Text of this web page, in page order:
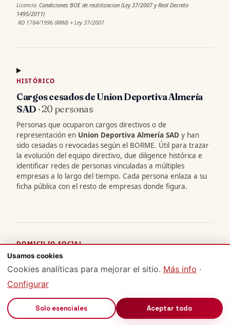
Licencia: Condiciones BOE de reutilizacion (Ley 37/2007 y Real Decreto
1495/2011)
·RD 1784/1996 (RRM) + Ley 37/2007
HISTÓRICO
Cargos cesados de Union Deportiva Almería
SAD · 20 personas
Personas que ocuparon cargos directivos o de
representación en Union Deportiva Almería SAD y han
sido cesadas o revocadas según el BORME. Útil para trazar
la evolución del equipo directivo, due diligence histórica e
identificar redes de personas vinculadas a múltiples
empresas a lo largo del tiempo. Cada persona enlaza a su
ficha pública con el resto de empresas donde figura.
DOMICILIO SOCIAL
Ubicación de Union Deportiva Almería SAD
Union Deportiva Almería SADtiene su domicilio social
inscrito en
sociedad (art. 9 LSC). Mapa centrado en la capital de
provincia — para la dirección exacta verifica en el Registro
Usamos cookies
Cookies analíticas para mejorar el sitio. Más info ·
Configurar
Solo esenciales Aceptar todo